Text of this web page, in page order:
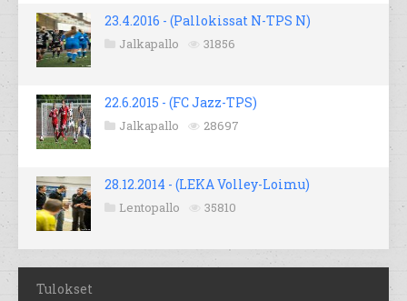
23.4.2016 - (Pallokissat N-TPS N)
Jalkapallo 31856
22.6.2015 - (FC Jazz-TPS)
Jalkapallo 28697
28.12.2014 - (LEKA Volley-Loimu)
Lentopallo 35810
Tulokset